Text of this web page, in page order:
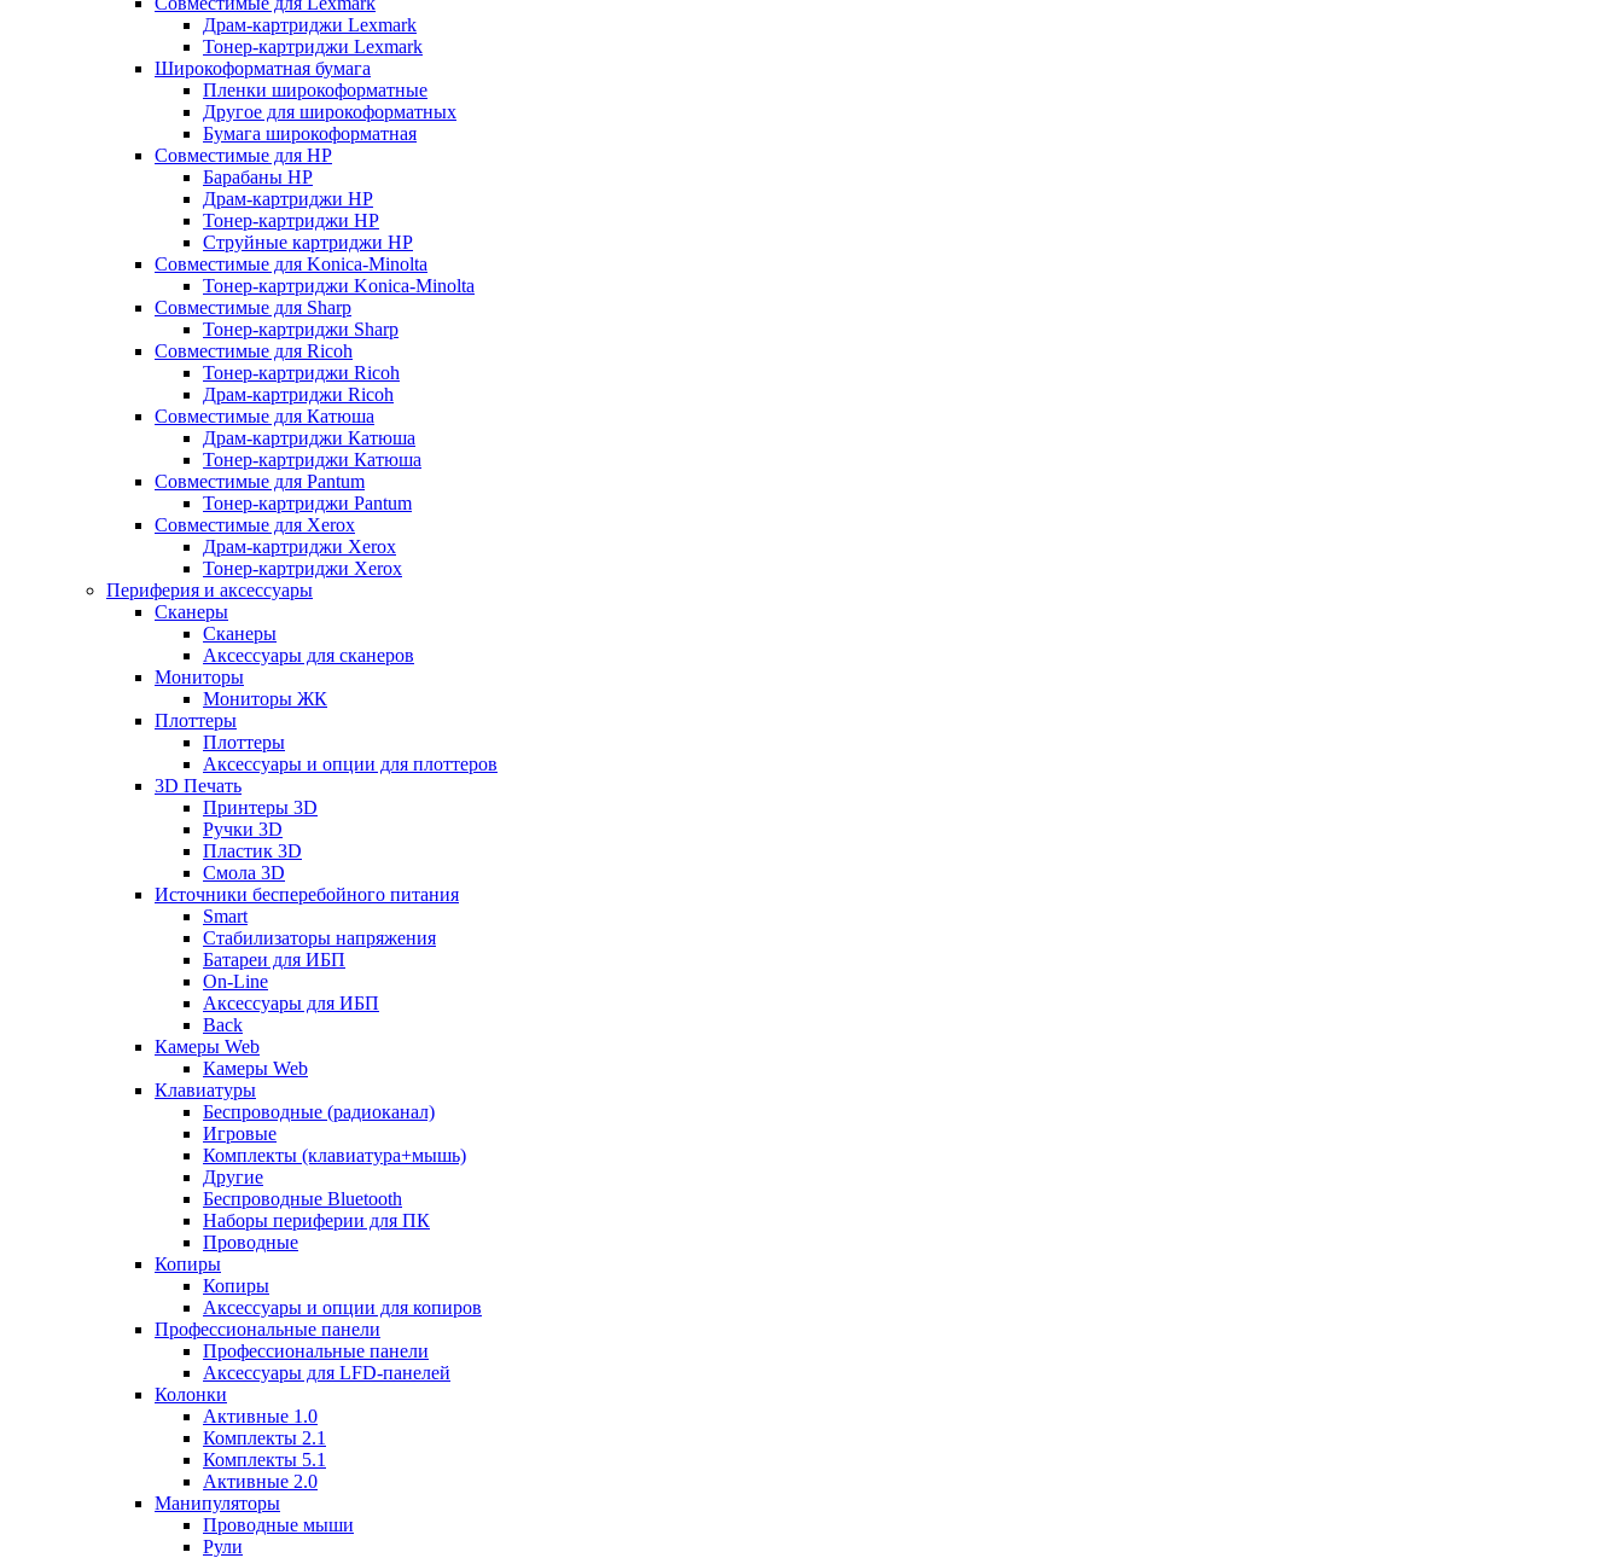
Драм-картриджи Lexmark
Тонер-картриджи Lexmark
Широкоформатная бумага
Пленки широкоформатные
Другое для широкоформатных
Бумага широкоформатная
Совместимые для HP
Барабаны HP
Драм-картриджи HP
Тонер-картриджи HP
Струйные картриджи HP
Совместимые для Konica-Minolta
Тонер-картриджи Konica-Minolta
Совместимые для Sharp
Тонер-картриджи Sharp
Совместимые для Ricoh
Тонер-картриджи Ricoh
Драм-картриджи Ricoh
Совместимые для Катюша
Драм-картриджи Катюша
Тонер-картриджи Катюша
Совместимые для Pantum
Тонер-картриджи Pantum
Совместимые для Xerox
Драм-картриджи Xerox
Тонер-картриджи Xerox
Периферия и аксессуары
Сканеры
Сканеры
Аксессуары для сканеров
Мониторы
Мониторы ЖК
Плоттеры
Плоттеры
Аксессуары и опции для плоттеров
3D Печать
Принтеры 3D
Ручки 3D
Пластик 3D
Смола 3D
Источники бесперебойного питания
Smart
Стабилизаторы напряжения
Батареи для ИБП
On-Line
Аксессуары для ИБП
Back
Камеры Web
Камеры Web
Клавиатуры
Беспроводные (радиоканал)
Игровые
Комплекты (клавиатура+мышь)
Другие
Беспроводные Bluetooth
Наборы периферии для ПК
Проводные
Копиры
Копиры
Аксессуары и опции для копиров
Профессиональные панели
Профессиональные панели
Аксессуары для LFD-панелей
Колонки
Активные 1.0
Комплекты 2.1
Комплекты 5.1
Активные 2.0
Манипуляторы
Проводные мыши
Рули